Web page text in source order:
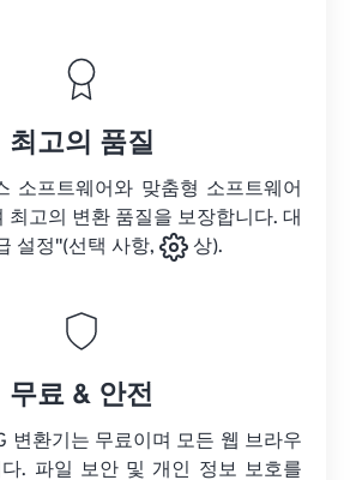
최고의 품질
소프트웨어와 맞춤형 소프트웨어
최고의 변환 품질을 보장합니다. 대
설정"(선택 사항,
상).
무료 & 안전
변환기는 무료이며 모든 웹 브라우
. 파일 보안 및 개인 정보 보호를